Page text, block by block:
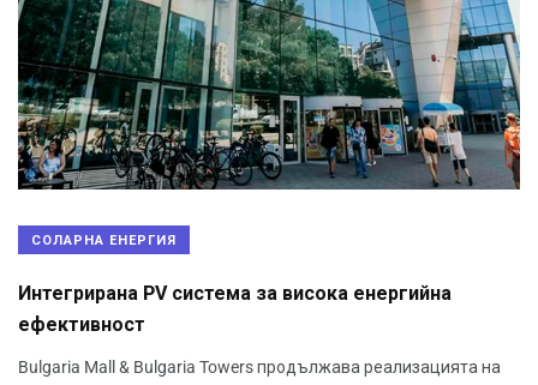
СОЛАРНА ЕНЕРГИЯ
Интегрирана PV система за висока енергийна
ефективност
Bulgaria Mall & Bulgaria Towers продължава реализацията на